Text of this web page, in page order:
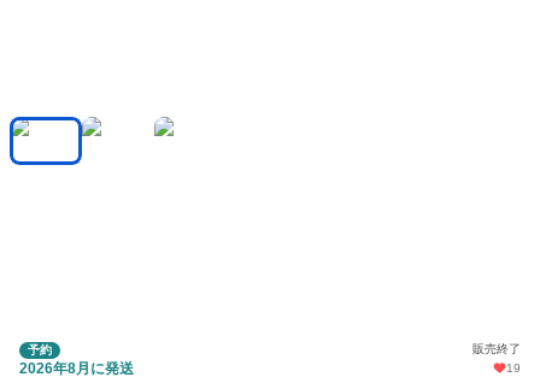
予約 販売終了
2026年8月に発送 19